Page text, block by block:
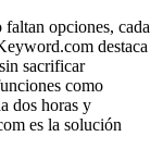
opciones, cada
destaca
sacrificar
como
dos horas y
es la solución